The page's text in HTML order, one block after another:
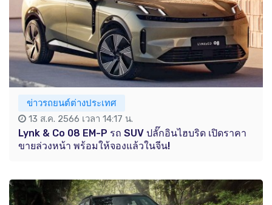
ข่าวรถยนต์ต่างประเทศ
13 ส.ค. 2566 เวลา 14:17 น.
Lynk & Co 08 EM-P รถ SUV ปลั๊กอินไฮบริด เปิดราคา
ขายล่วงหน้า พร้อมให้จองแล้วในจีน!